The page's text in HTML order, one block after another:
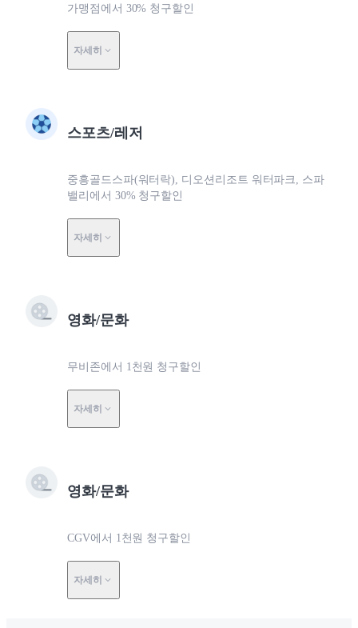
가맹점에서 30% 청구할인
자세히
스포츠/레저
중흥골드스파(워터락), 디오션리조트 워터파크, 스파
밸리에서 30% 청구할인
자세히
영화/문화
무비존에서 1천원 청구할인
자세히
영화/문화
CGV에서 1천원 청구할인
자세히